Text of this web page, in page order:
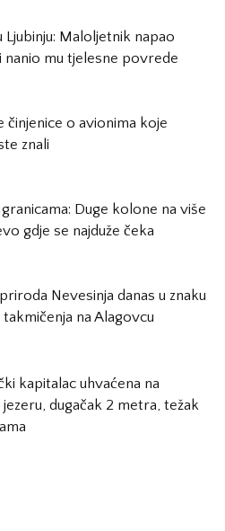
Ljubinju: Maloljetnik napao
nanio mu tjelesne povrede
činjenice o avionima koje
znali
granicama: Duge kolone na više
gdje se najduže čeka
Nevesinja danas u znaku
takmičenja na Alagovcu
kapitalac uhvaćena na
dugačak 2 metra, težak